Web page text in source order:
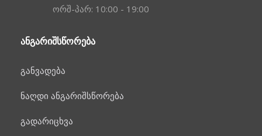
ორშ-პარ: 10:00 - 19:00
ᲐᲜᲒᲐᲠᲘᲨᲡᲬᲝᲠᲔᲑᲐ
განვადება
ნაღდი ანგარიშსწორება
გადარიცხვა